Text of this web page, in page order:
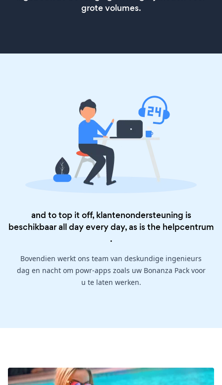
grote volumes.
and to top it off, klantenondersteuning is
beschikbaar all day every day, as is the helpcentrum
.
Bovendien werkt ons team van deskundige ingenieurs
dag en nacht om powr-apps zoals uw Bonanza Pack voor
u te laten werken.